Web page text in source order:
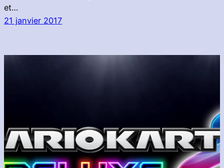
et…
21 janvier 2017